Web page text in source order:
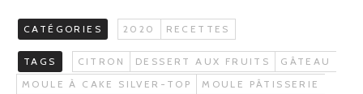
CATÉGORIES 2020 RECETTES
TAGS CITRON DESSERT AUX FRUITS
GÂTEAU
MOULE À CAKE SILVER-TOP
MOULE PÂTISSERIE